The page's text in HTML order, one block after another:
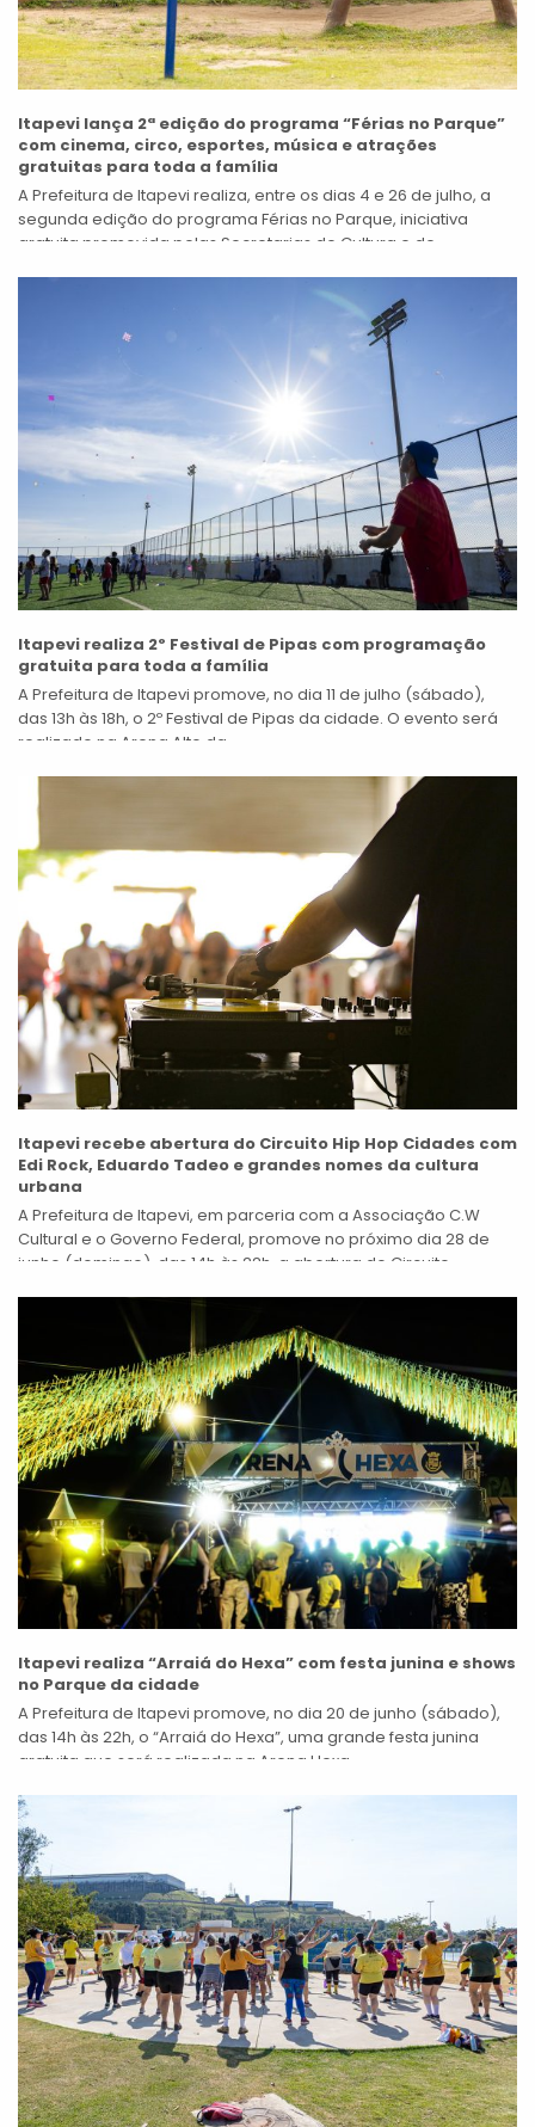
Itapevi lança 2ª edição do programa “Férias no Parque”
com cinema, circo, esportes, música e atrações
gratuitas para toda a família
A Prefeitura de Itapevi realiza, entre os dias 4 e 26 de julho, a
segunda edição do programa Férias no Parque, iniciativa
gratuita promovida pelas Secretarias de Cultura e de...
Itapevi realiza 2º Festival de Pipas com programação
gratuita para toda a família
A Prefeitura de Itapevi promove, no dia 11 de julho (sábado),
das 13h às 18h, o 2º Festival de Pipas da cidade. O evento será
realizado na Arena Alto da...
Itapevi recebe abertura do Circuito Hip Hop Cidades com
Edi Rock, Eduardo Tadeo e grandes nomes da cultura
urbana
A Prefeitura de Itapevi, em parceria com a Associação C.W
Cultural e o Governo Federal, promove no próximo dia 28 de
junho (domingo), das 14h às 22h, a abertura do Circuito...
Itapevi realiza “Arraiá do Hexa” com festa junina e shows
no Parque da cidade
A Prefeitura de Itapevi promove, no dia 20 de junho (sábado),
das 14h às 22h, o “Arraiá do Hexa”, uma grande festa junina
gratuita que será realizada na Arena Hexa,...